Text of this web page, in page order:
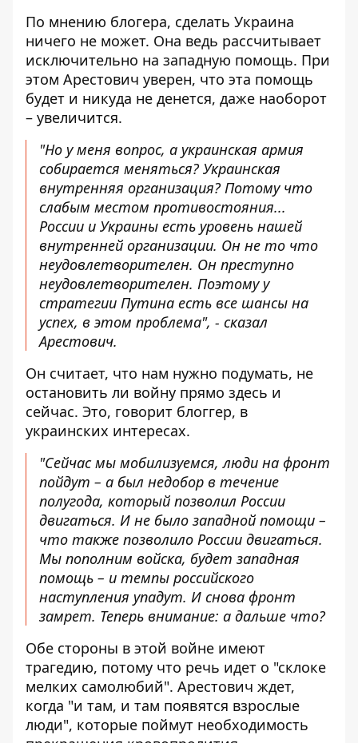
По мнению блогера, сделать Украина
ничего не может. Она ведь рассчитывает
исключительно на западную помощь. При
этом Арестович уверен, что эта помощь
будет и никуда не денется, даже наоборот
– увеличится.
"Но у меня вопрос, а украинская армия
собирается меняться? Украинская
внутренняя организация? Потому что
слабым местом противостояния...
России и Украины есть уровень нашей
внутренней организации. Он не то что
неудовлетворителен. Он преступно
неудовлетворителен. Поэтому у
стратегии Путина есть все шансы на
успех, в этом проблема", - сказал
Арестович.
Он считает, что нам нужно подумать, не
остановить ли войну прямо здесь и
сейчас. Это, говорит блоггер, в
украинских интересах.
"Сейчас мы мобилизуемся, люди на фронт
пойдут – а был недобор в течение
полугода, который позволил России
двигаться. И не было западной помощи –
что также позволило России двигаться.
Мы пополним войска, будет западная
помощь – и темпы российского
наступления упадут. И снова фронт
замрет. Теперь внимание: а дальше что?
Обе стороны в этой войне имеют
трагедию, потому что речь идет о "склоке
мелких самолюбий". Арестович ждет,
когда "и там, и там появятся взрослые
люди", которые поймут необходимость